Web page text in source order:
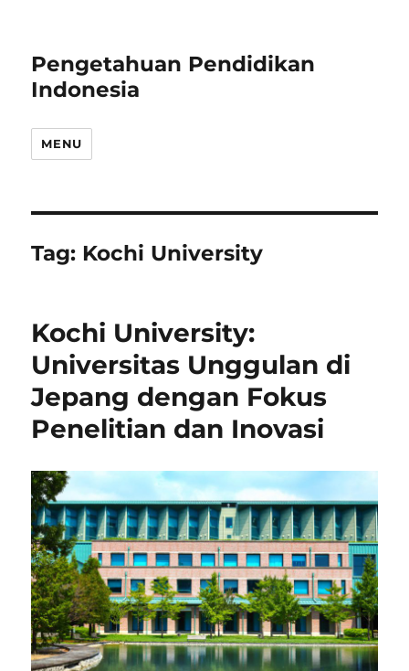
Pengetahuan Pendidikan
Indonesia
MENU
Tag: Kochi University
Kochi University:
Universitas Unggulan di
Jepang dengan Fokus
Penelitian dan Inovasi